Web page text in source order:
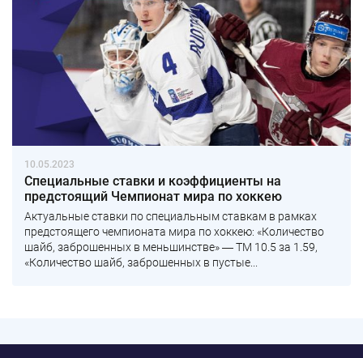
10.05.2023
Специальные ставки и коэффициенты на
предстоящий Чемпионат мира по хоккею
Актуальные ставки по специальным ставкам в рамках
предстоящего чемпионата мира по хоккею: «Количество
шайб, заброшенных в меньшинстве» ― ТМ 10.5 за 1.59,
«Количество шайб, заброшенных в пустые...